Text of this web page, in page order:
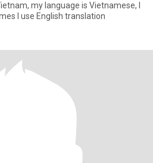
my language is Vietnamese, I
I use English translation